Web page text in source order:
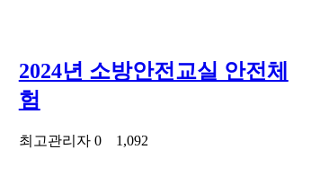
2024년 소방안전교실 안전체
험
최고관리자 0 1,092